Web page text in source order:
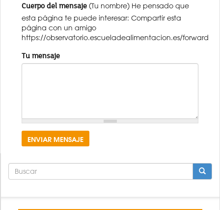
Cuerpo del mensaje (Tu nombre) He pensado que
esta página te puede interesar: Compartir esta
página con un amigo
https://observatorio.escueladealimentacion.es/forward
Tu mensaje
ENVIAR MENSAJE
FORMULARIO
DE